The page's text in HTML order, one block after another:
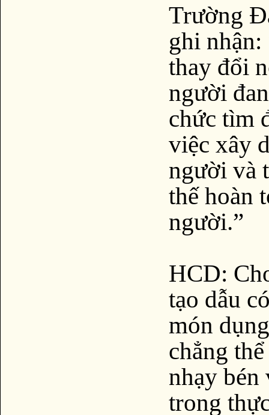
Trường
ghi nhận:
thay đổi
người
chức tìm
việc xây
người và
thế hoàn
người.”
HCD:
tạo dẫu
món
chẳng
nhạy bén
trong